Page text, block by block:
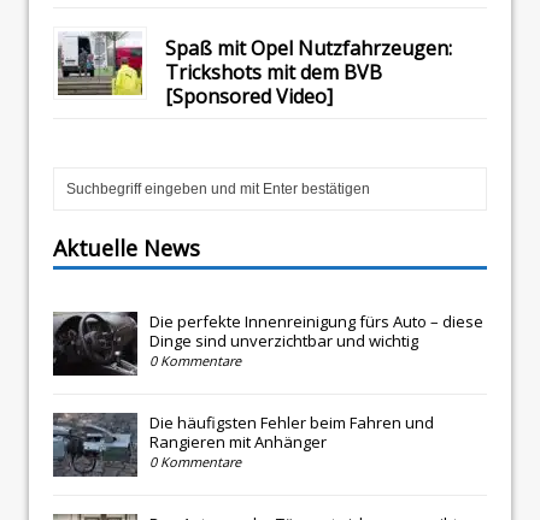
Spaß mit Opel Nutzfahrzeugen:
Trickshots mit dem BVB
[Sponsored Video]
Aktuelle News
Die perfekte Innenreinigung fürs Auto – diese
Dinge sind unverzichtbar und wichtig
0 Kommentare
Die häufigsten Fehler beim Fahren und
Rangieren mit Anhänger
0 Kommentare